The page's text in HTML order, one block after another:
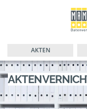
AKTEN